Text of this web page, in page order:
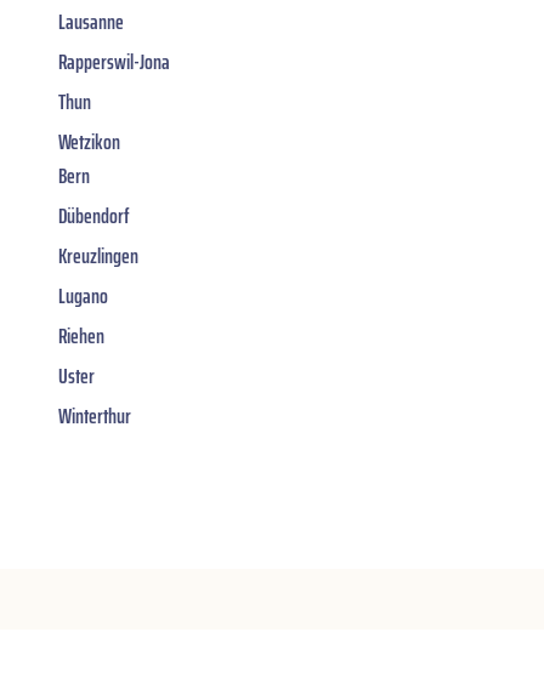
Lausanne
Rapperswil-Jona
Thun
Wetzikon
Bern
Dübendorf
Kreuzlingen
Lugano
Riehen
Uster
Winterthur